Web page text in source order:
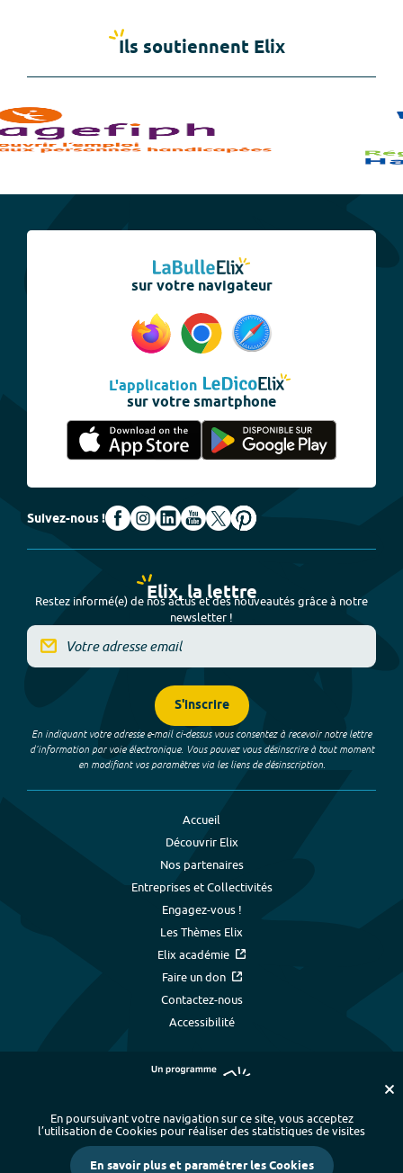
Ils soutiennent Elix
sur votre navigateur
L'application
sur votre smartphone
Suivez-nous !
Elix, la lettre
Restez informé(e) de nos actus et des nouveautés grâce à notre
newsletter !
S'inscrire
En indiquant votre adresse e-mail ci-dessus vous consentez à recevoir notre lettre
d’information par voie électronique. Vous pouvez vous désinscrire à tout moment
en modifiant vos paramètres via les liens de désinscription.
Accueil
Découvrir Elix
Nos partenaires
Entreprises et Collectivités
Engagez-vous !
Les Thèmes Elix
Elix académie
Faire un don
Contactez-nous
Accessibilité
Plan du site - Index alphabétique
-
Mentions légales et données personnelles
- Paramétrer les cookies
En poursuivant votre navigation sur ce site, vous acceptez
l’utilisation de Cookies pour réaliser des statistiques de visites
En savoir plus et paramétrer les Cookies